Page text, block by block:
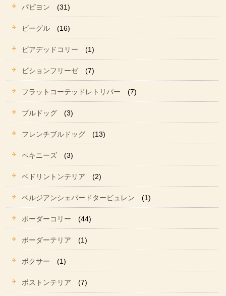
パピヨン (31)
ビーグル (16)
ビアデッドコリー (1)
ビションフリーゼ (7)
フラットコーテッドレトリバー (7)
ブルドッグ (3)
フレンチブルドッグ (13)
ペキニーズ (3)
ベドリントンテリア (2)
ベルジアンシェパードタービュレン (1)
ボーダーコリー (44)
ボーダーテリア (1)
ボクサー (1)
ボストンテリア (7)